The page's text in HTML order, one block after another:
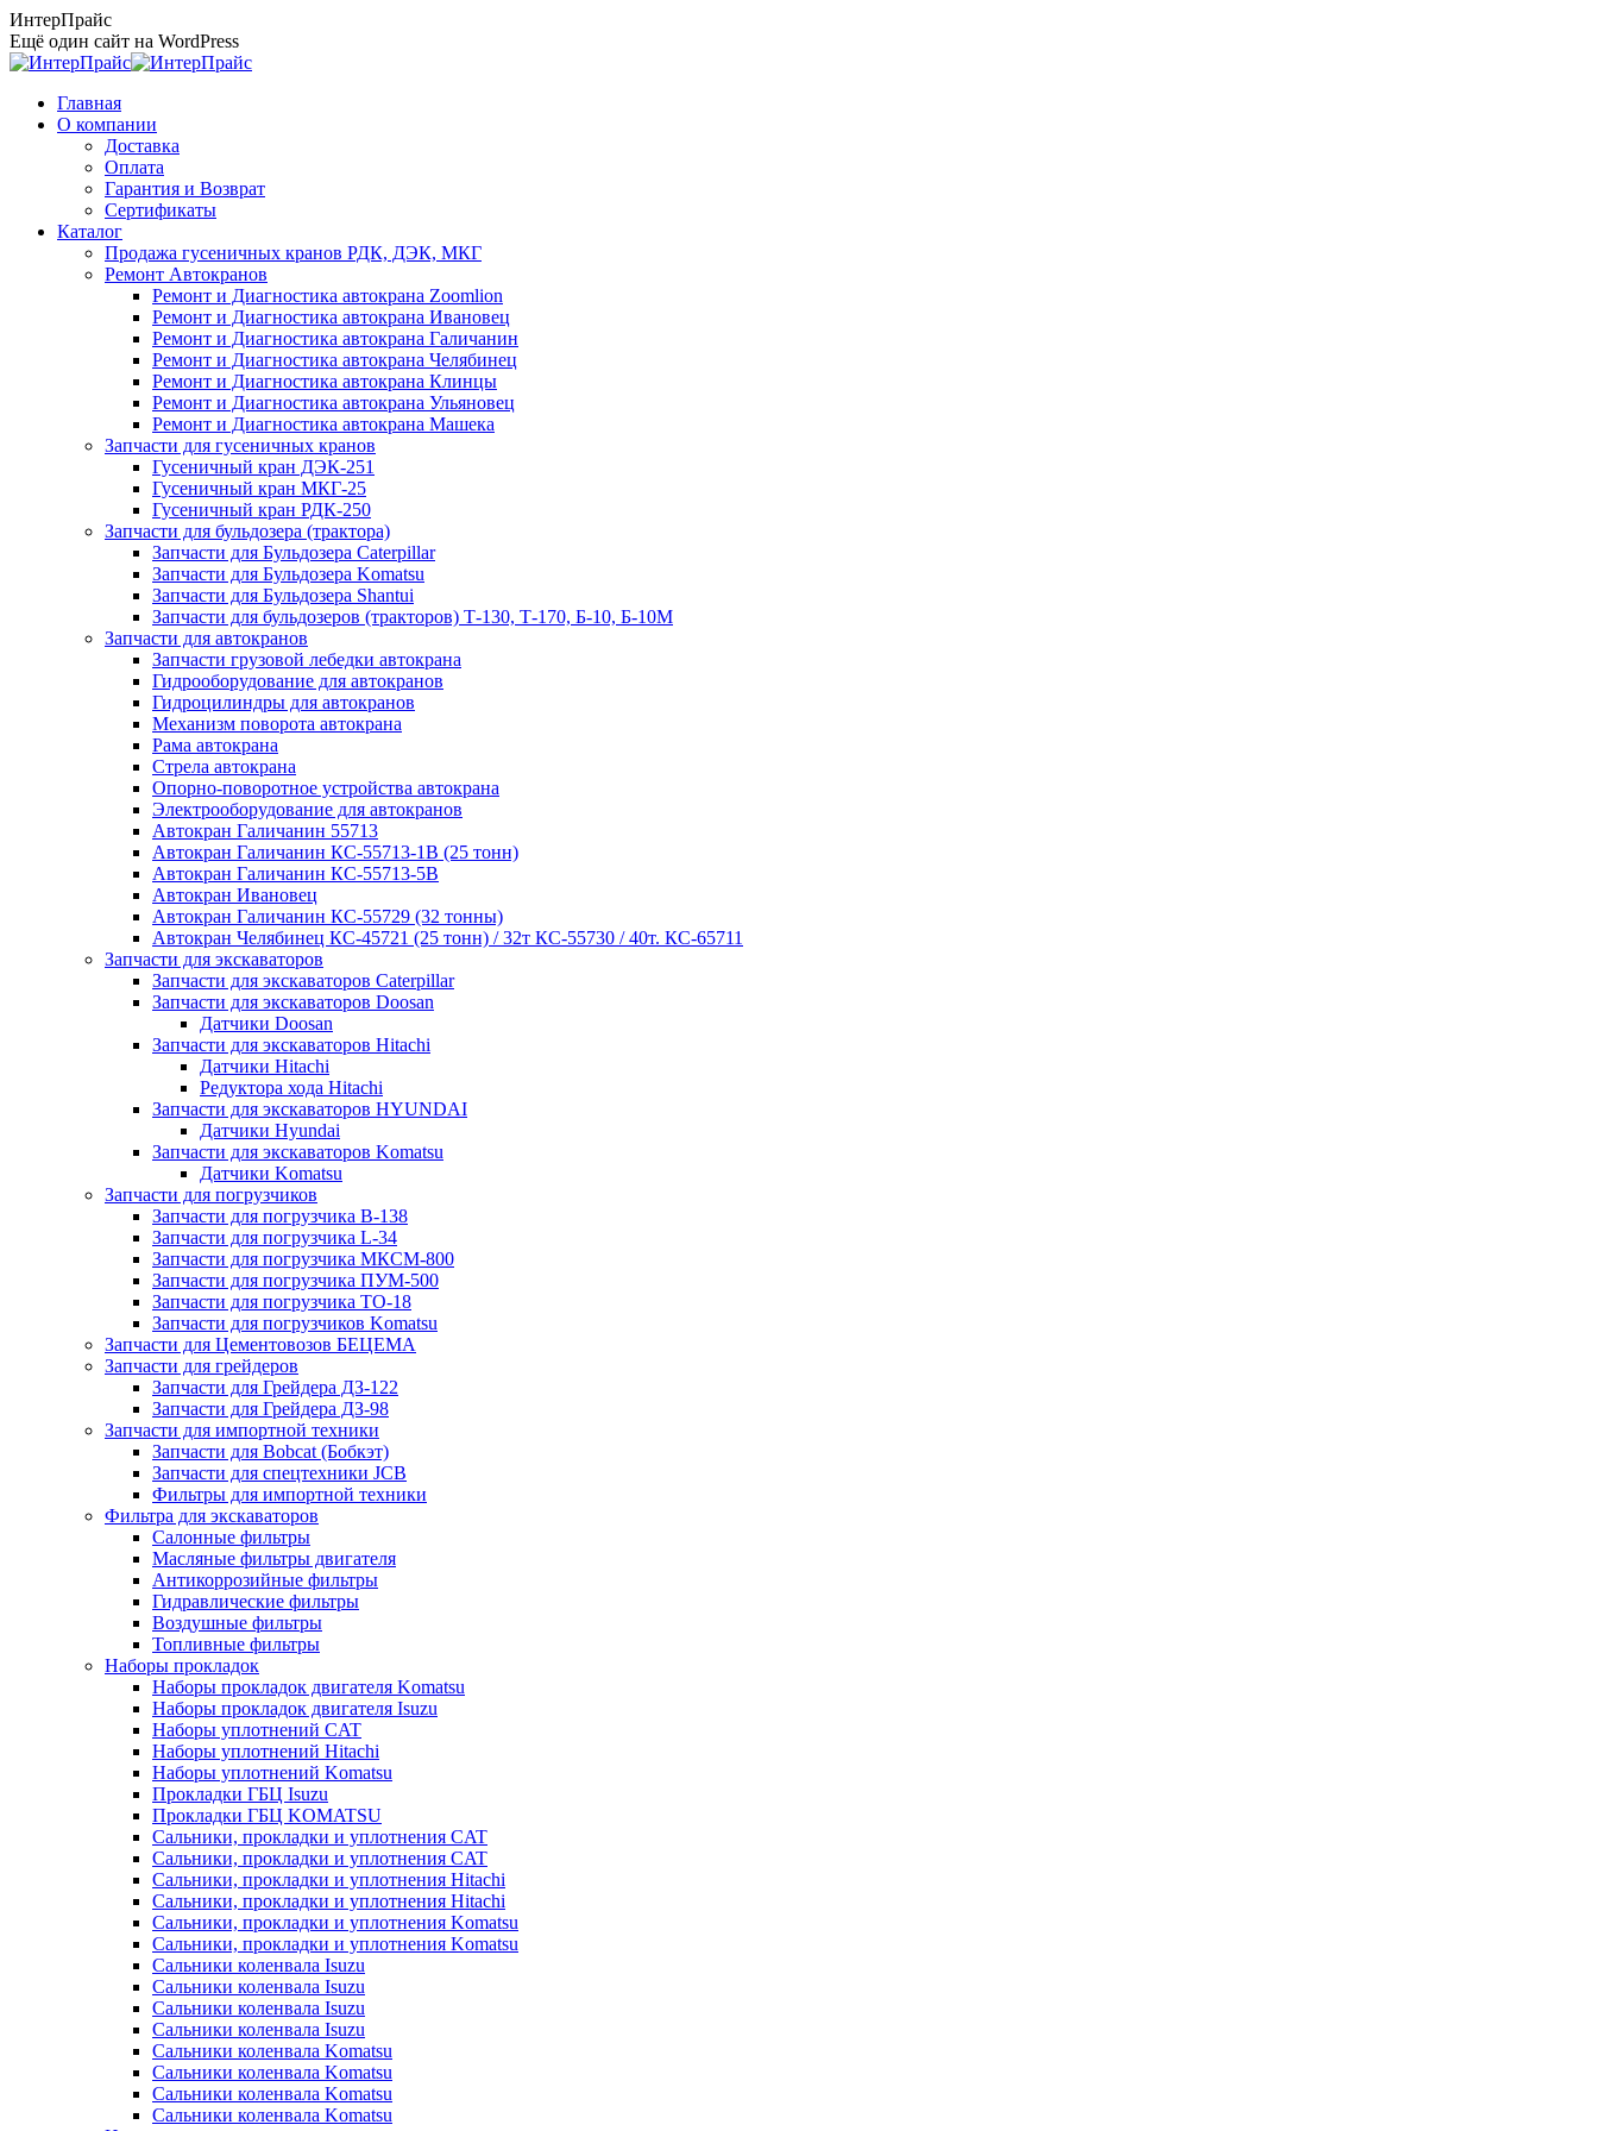
Перейти
к
содержанию
ИнтерПрайс
Ещё один сайт на WordPress
Главная
О компании
Доставка
Оплата
Гарантия и Возврат
Сертификаты
Каталог
Продажа гусеничных кранов РДК, ДЭК, МКГ
Ремонт Автокранов
Ремонт и Диагностика автокрана Zoomlion
Ремонт и Диагностика автокрана Ивановец
Ремонт и Диагностика автокрана Галичанин
Ремонт и Диагностика автокрана Челябинец
Ремонт и Диагностика автокрана Клинцы
Ремонт и Диагностика автокрана Ульяновец
Ремонт и Диагностика автокрана Машека
Запчасти для гусеничных кранов
Гусеничный кран ДЭК-251
Гусеничный кран МКГ-25
Гусеничный кран РДК-250
Запчасти для бульдозера (трактора)
Запчасти для Бульдозера Caterpillar
Запчасти для Бульдозера Komatsu
Запчасти для Бульдозера Shantui
Запчасти для бульдозеров (тракторов) Т-130, Т-170, Б-10, Б-10М
Запчасти для автокранов
Запчасти грузовой лебедки автокрана
Гидрооборудование для автокранов
Гидроцилиндры для автокранов
Механизм поворота автокрана
Рама автокрана
Стрела автокрана
Опорно-поворотное устройства автокрана
Электрооборудование для автокранов
Автокран Галичанин 55713
Автокран Галичанин КС-55713-1В (25 тонн)
Автокран Галичанин КС-55713-5В
Автокран Ивановец
Автокран Галичанин КС-55729 (32 тонны)
Автокран Челябинец КС-45721 (25 тонн) / 32т КС-55730 / 40т. КС-65711
Запчасти для экскаваторов
Запчасти для экскаваторов Caterpillar
Запчасти для экскаваторов Doosan
Датчики Doosan
Запчасти для экскаваторов Hitachi
Датчики Hitachi
Редуктора хода Hitachi
Запчасти для экскаваторов HYUNDAI
Датчики Hyundai
Запчасти для экскаваторов Komatsu
Датчики Komatsu
Запчасти для погрузчиков
Запчасти для погрузчика B-138
Запчасти для погрузчика L-34
Запчасти для погрузчика МКСМ-800
Запчасти для погрузчика ПУМ-500
Запчасти для погрузчика ТО-18
Запчасти для погрузчиков Komatsu
Запчасти для Цементовозов БЕЦЕМА
Запчасти для грейдеров
Запчасти для Грейдера ДЗ-122
Запчасти для Грейдера ДЗ-98
Запчасти для импортной техники
Запчасти для Bobcat (Бобкэт)
Запчасти для спецтехники JCB
Фильтры для импортной техники
Фильтра для экскаваторов
Салонные фильтры
Масляные фильтры двигателя
Антикоррозийные фильтры
Гидравлические фильтры
Воздушные фильтры
Топливные фильтры
Наборы прокладок
Наборы прокладок двигателя Komatsu
Наборы прокладок двигателя Isuzu
Наборы уплотнений CAT
Наборы уплотнений Hitachi
Наборы уплотнений Komatsu
Прокладки ГБЦ Isuzu
Прокладки ГБЦ KOMATSU
Сальники, прокладки и уплотнения CAT
Сальники, прокладки и уплотнения CAT
Сальники, прокладки и уплотнения Hitachi
Сальники, прокладки и уплотнения Hitachi
Сальники, прокладки и уплотнения Komatsu
Сальники, прокладки и уплотнения Komatsu
Сальники коленвала Isuzu
Сальники коленвала Isuzu
Сальники коленвала Isuzu
Сальники коленвала Isuzu
Сальники коленвала Komatsu
Сальники коленвала Komatsu
Сальники коленвала Komatsu
Сальники коленвала Komatsu